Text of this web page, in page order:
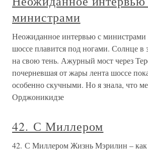
министрами
Неожиданное интервью с министрами
шоссе плавится под ногами. Солнце в
на свою тень. Ажурный мост через
почерневшая от жары лента шоссе
особенно скучными. Но я знала, что
Орджоникидзе
42. С Миллером
42. С Миллером Жизнь Мэрилин – как